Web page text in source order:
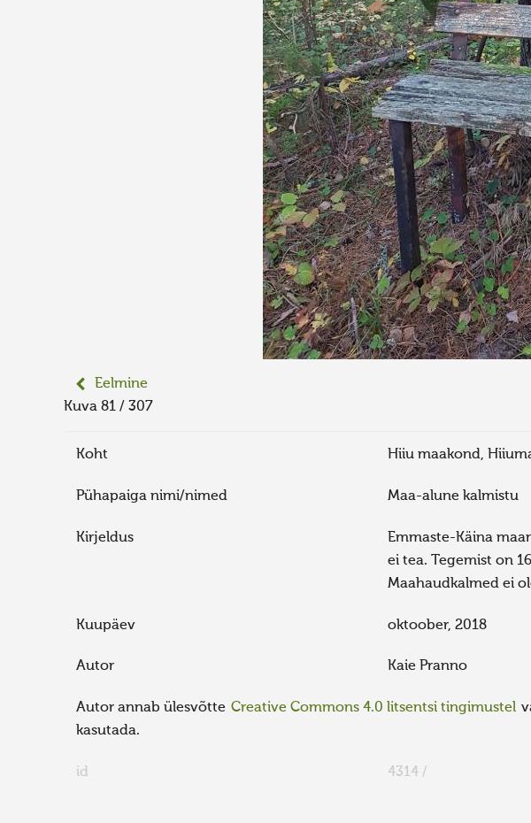
Eelmine
Kuva 81 / 307
Koht Hiiu maakond,
Pühapaiga nimi/nimed Maa-alune kalmistu
Kirjeldus
Emmaste-Käina
ei tea. Tegemist on
Maahaudkalmed ei
Kuupäev oktoober, 2018
Autor Kaie Pranno
Autor annab ülesvõtte Creative Commons 4.0 litsentsi tingimustel
kasutada.
id 4314 /